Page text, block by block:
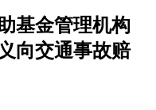
基金管理机构
向交通事故赔